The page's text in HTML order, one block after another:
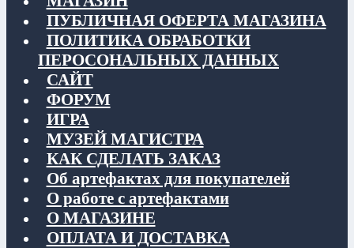
ПУБЛИЧНАЯ ОФЕРТА МАГАЗИНА
ПОЛИТИКА ОБРАБОТКИ
ПЕРОСОНАЛЬНЫХ ДАННЫХ
САЙТ
ФОРУМ
ИГРА
МУЗЕЙ МАГИСТРА
КАК СДЕЛАТЬ ЗАКАЗ
Об артефактах для покупателей
О работе с артефактами
О МАГАЗИНЕ
ОПЛАТА И ДОСТАВКА